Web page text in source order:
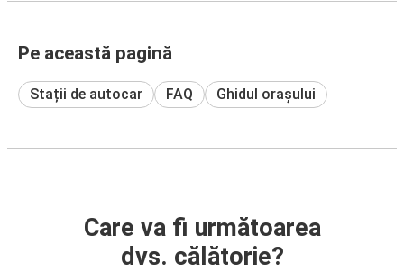
Pe această pagină
Stații de autocar FAQ Ghidul orașului
Care va fi următoarea
dvs. călătorie?